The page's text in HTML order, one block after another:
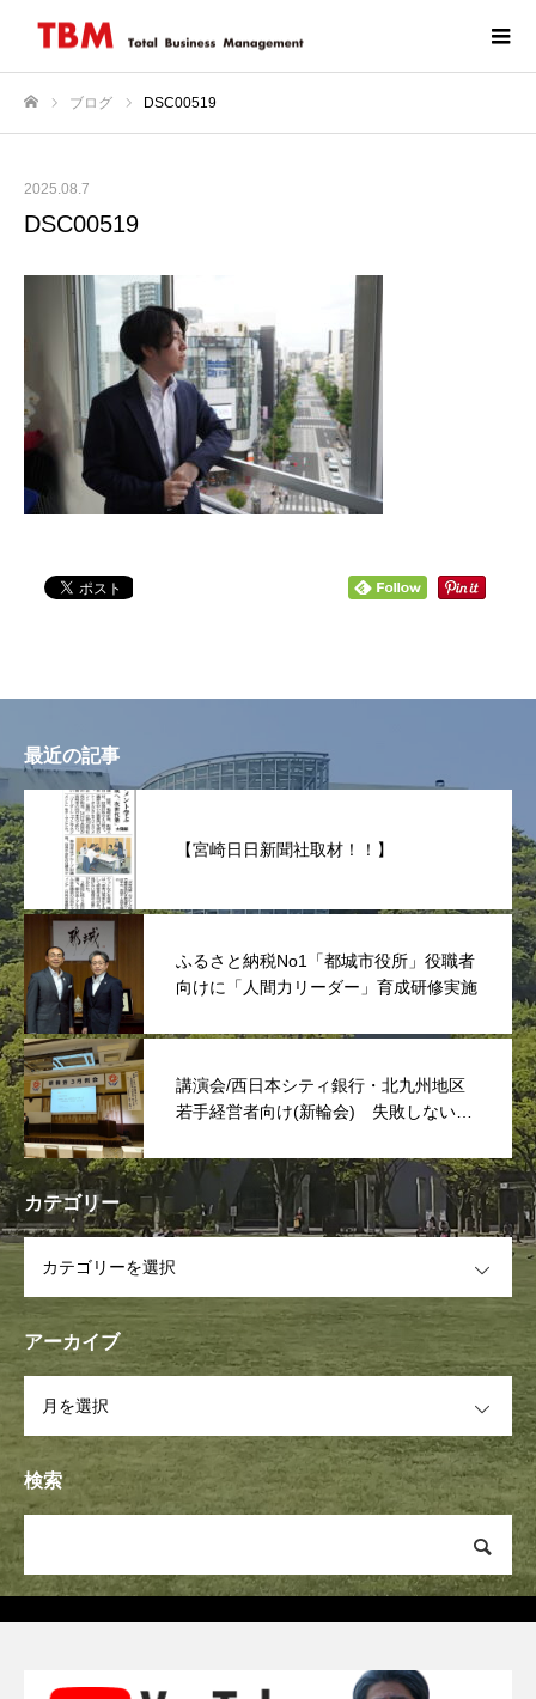
ブログ DSC00519
2025.08.7
DSC00519
最近の記事
【宮崎日日新聞社取材！！】
ふるさと納税No1「都城市役所」役職者
向けに「人間力リーダー」育成研修実施
講演会/西日本シティ銀行・北九州地区
若手経営者向け(新輪会) 失敗しない次
カテゴリー
アーカイブ
検索